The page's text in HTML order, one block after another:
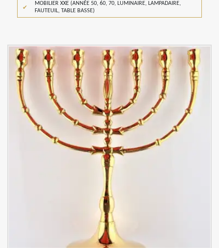
MOBILIER XXE (ANNÉE 50, 60, 70, LUMINAIRE, LAMPADAIRE,
FAUTEUIL, TABLE BASSE)